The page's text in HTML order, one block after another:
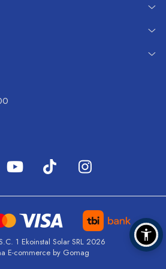
1 Ekoinstal Solar SRL 2026
E-commerce by Gomag